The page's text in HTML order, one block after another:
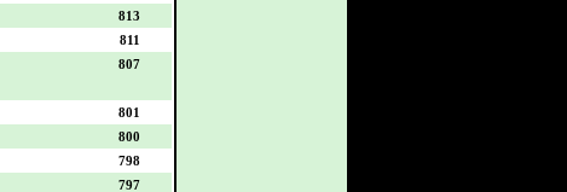
813
811
807
801
800
798
797